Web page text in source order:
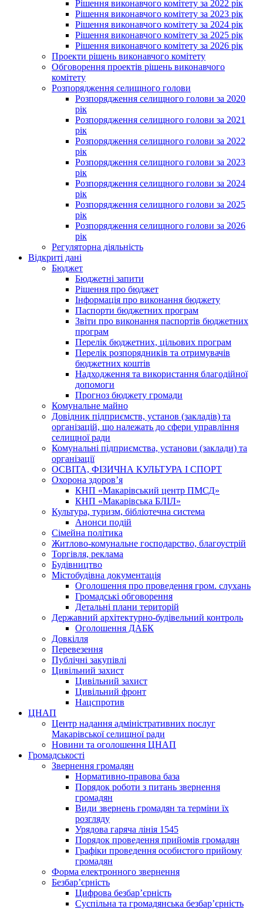
Рішення виконавчого комітету за 2022 рік
Рішення виконавчого комітету за 2023 рік
Рішення виконавчого комітету за 2024 рік
Рішення виконавчого комітету за 2025 рік
Рішення виконавчого комітету за 2026 рік
Проекти рішень виконавчого комітету
Обговорення проектів рішень виконавчого
комітету
Розпорядження селищного голови
Розпорядження селищного голови за 2020
рік
Розпорядження селищного голови за 2021
рік
Розпорядження селищного голови за 2022
рік
Розпорядження селищного голови за 2023
рік
Розпорядження селищного голови за 2024
рік
Розпорядження селищного голови за 2025
рік
Розпорядження селищного голови за 2026
рік
Регуляторна діяльність
Відкриті дані
Бюджет
Бюджетні запити
Рішення про бюджет
Інформація про виконання бюджету
Паспорти бюджетних програм
Звіти про виконання паспортів бюджетних
програм
Перелік бюджетних, цільових програм
Перелік розпорядників та отримувачів
бюджетних коштів
Надходження та використання благодійної
допомоги
Прогноз бюджету громади
Комунальне майно
Довідник підприємств, установ (закладів) та
організацій, що належать до сфери управління
селищної ради
Комунальні підприємства, установи (заклади) та
організації
ОСВІТА, ФІЗИЧНА КУЛЬТУРА І СПОРТ
Охорона здоров’я
КНП «Макарівський центр ПМСД»
КНП «Макарівська БЛІЛ»
Культура, туризм, бібліотечна система
Анонси подій
Сімейна політика
Житлово-комунальне господарство, благоустрій
Торгівля, реклама
Будівництво
Містобудівна документація
Оголошення про проведення гром. слухань
Громадські обговорення
Детальні плани територій
Державний архітектурно-будівельний контроль
Оголошення ДАБК
Довкілля
Перевезення
Публічні закупівлі
Цивільний захист
Цивільний захист
Цивільний фронт
Нацспротив
ЦНАП
Центр надання адміністративних послуг
Макарівської селищної ради
Новини та оголошення ЦНАП
Громадськості
Звернення громадян
Нормативно-правова база
Порядок роботи з питань звернення
громадян
Види звернень громадян та терміни їх
розгляду
Урядова гаряча лінія 1545
Порядок проведення прийомів громадян
Графіки проведення особистого прийому
громадян
Форма електронного звернення
Безбар’єрність
Цифрова безбар’єрність
Суспільна та громадянська безбар’єрність